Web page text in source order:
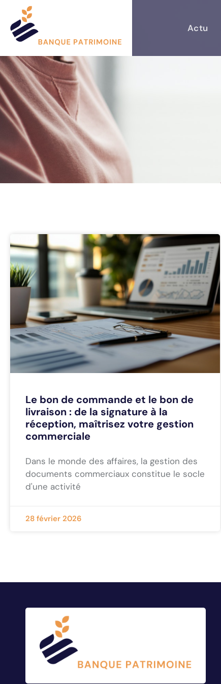
Actu
Le bon de commande et le bon de
livraison : de la signature à la
réception, maîtrisez votre gestion
commerciale
Dans le monde des affaires, la gestion des
documents commerciaux constitue le socle
d'une activité
28 février 2026